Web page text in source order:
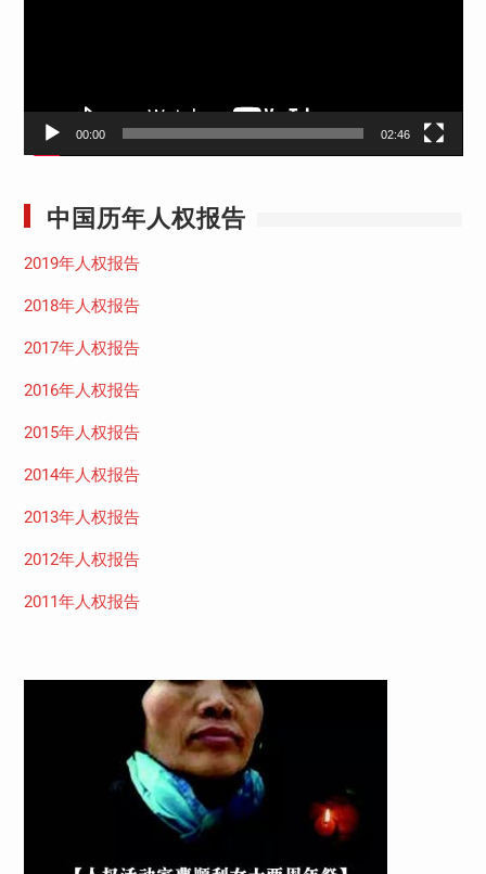
00:00 02:46
中国历年人权报告
2019年人权报告
2018年人权报告
2017年人权报告
2016年人权报告
2015年人权报告
2014年人权报告
2013年人权报告
2012年人权报告
2011年人权报告